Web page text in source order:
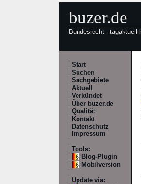
buzer.de
Bundesrecht - tagaktuell
Start
Suchen
Sachgebiete
Aktuell
Verkündet
Über buzer.de
Qualität
Kontakt
Datenschutz
Impressum
Tools:
Blog-Plugin
Mobilversion
Update via: